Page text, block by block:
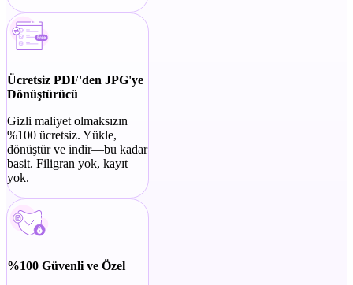
Ücretsiz PDF'den JPG'ye
Dönüştürücü
Gizli maliyet olmaksızın
%100 ücretsiz. Yükle,
dönüştür ve indir—bu kadar
basit. Filigran yok, kayıt
yok.
%100 Güvenli ve Özel